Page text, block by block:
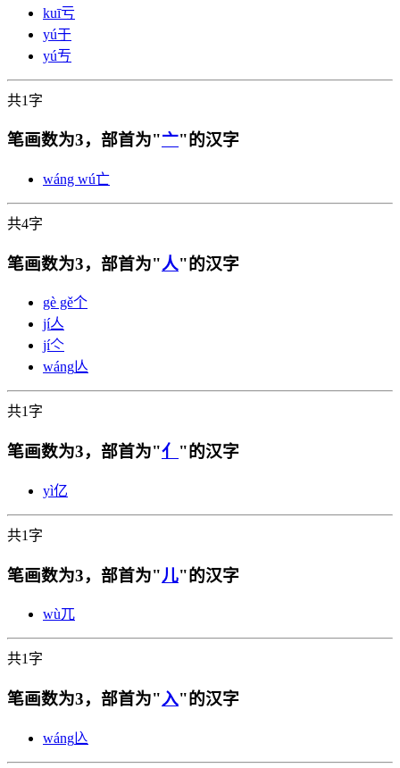
kuī亏
yú于
yú亐
共1字
笔画数为3，部首为"亠"的汉字
wáng wú亡
共4字
笔画数为3，部首为"人"的汉字
gè gě个
jí亼
jí亽
wáng 亾
共1字
笔画数为3，部首为"亻 "的汉字
yì亿
共1字
笔画数为3，部首为"儿"的汉字
wù兀
共1字
笔画数为3，部首为"入"的汉字
wáng 兦